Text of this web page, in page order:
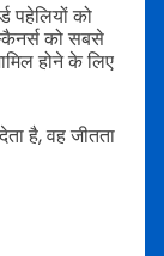
पहेलियों को
को सबसे
होने के लिए
है, वह जीतता